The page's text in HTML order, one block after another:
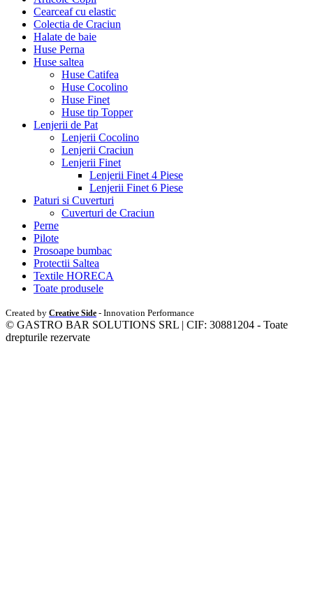
Cearceaf cu elastic
Colectia de Craciun
Halate de baie
Huse Perna
Huse saltea
Huse Catifea
Huse Cocolino
Huse Finet
Huse tip Topper
Lenjerii de Pat
Lenjerii Cocolino
Lenjerii Craciun
Lenjerii Finet
Lenjerii Finet 4 Piese
Lenjerii Finet 6 Piese
Paturi si Cuverturi
Cuverturi de Craciun
Perne
Pilote
Prosoape bumbac
Protectii Saltea
Textile HORECA
Toate produsele
Created by Creative Side - Innovation Performance
© GASTRO BAR SOLUTIONS SRL | CIF: 30881204 - Toate
drepturile rezervate